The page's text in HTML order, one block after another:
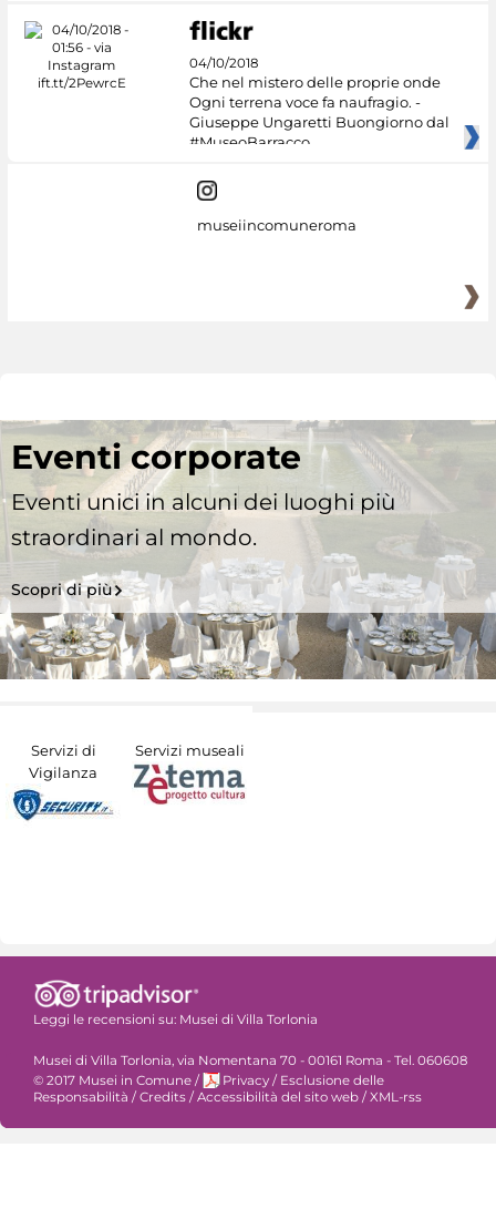
04/10/2018
Che nel mistero delle proprie onde
Ogni terrena voce fa naufragio. -
Giuseppe Ungaretti Buongiorno dal
#MuseoBarracco
museiincomuneroma
Eventi corporate
Eventi unici in alcuni dei luoghi più
straordinari al mondo.
Scopri di più
Servizi di
Vigilanza
Servizi museali
Leggi le recensioni su: Musei di Villa Torlonia
Musei di Villa Torlonia, via Nomentana 70 - 00161 Roma - Tel. 060608
© 2017 Musei in Comune / Privacy / Esclusione delle
Responsabilità / Credits / Accessibilità del sito web / XML-rss